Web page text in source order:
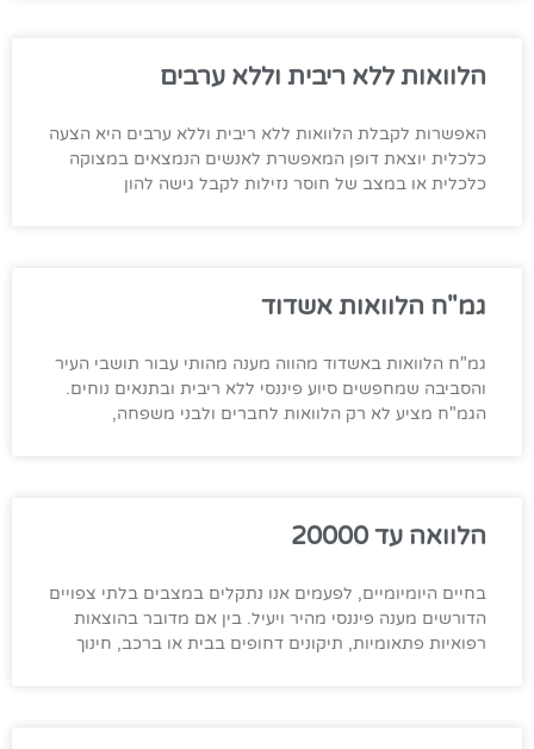
הלוואות ללא ריבית וללא ערבים
האפשרות לקבלת הלוואות ללא ריבית וללא ערבים היא הצעה
כלכלית יוצאת דופן המאפשרת לאנשים הנמצאים במצוקה
כלכלית או במצב של חוסר נזילות לקבל גישה להון
גמ"ח הלוואות אשדוד
גמ"ח הלוואות באשדוד מהווה מענה מהותי עבור תושבי העיר
והסביבה שמחפשים סיוע פיננסי ללא ריבית ובתנאים נוחים.
הגמ"ח מציע לא רק הלוואות לחברים ולבני משפחה,
הלוואה עד 20000
בחיים היומיומיים, לפעמים אנו נתקלים במצבים בלתי צפויים
הדורשים מענה פיננסי מהיר ויעיל. בין אם מדובר בהוצאות
רפואיות פתאומיות, תיקונים דחופים בבית או ברכב, חינוך